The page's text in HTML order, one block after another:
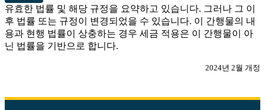
유효한 법률 및 해당 규정을 요약하고 있습니다. 그러나 그 이
후 법률 또는 규정이 변경되었을 수 있습니다. 이 간행물의 내
용과 현행 법률이 상충하는 경우 세금 적용은 이 간행물이 아
닌 법률을 기반으로 합니다.
2024년 2월 개정